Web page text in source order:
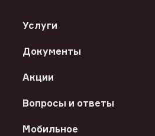
Услуги
Документы
Акции
Вопросы и ответы
Мобильное